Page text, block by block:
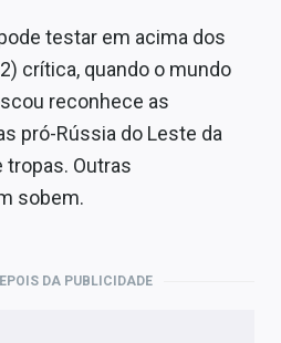
testar em acima dos
crítica, quando o mundo
reconhece as
pró-Rússia do Leste da
tropas. Outras
sobem.
DA PUBLICIDADE